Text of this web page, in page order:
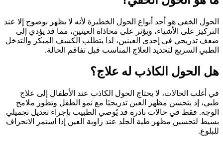
الحول الخفي هو أحد أنواع الحول الخطيرة لأنه لا يظهر بوضوح إلا عند
التركيز على الأشياء، ويؤثر على محاذاة العينين، مما قد يؤدي إلى
ضعف تدريجي في إحدى العينين، لذا يتطلب الكشف المبكر والتدخل
الطبي السريع لتحديد العلاج المناسب قبل تفاقم الحالة.
هل الحول الكاذب له علاج؟
في أغلب الحالات، لا يحتاج الحول الكاذب عند الأطفال إلى علاج
طبي، إذ يتحسن مظهر العين تدريجيًا مع نمو الطفل وتطور ملامح
الوجه. فقط في حالات نادرة قد يُوصي الطبيب بإجراء تعديل تجميلي
بسيط لتحسين مظهر طية الجلد عند زاوية العين إذا استمر الانحراف
للبلوغ.